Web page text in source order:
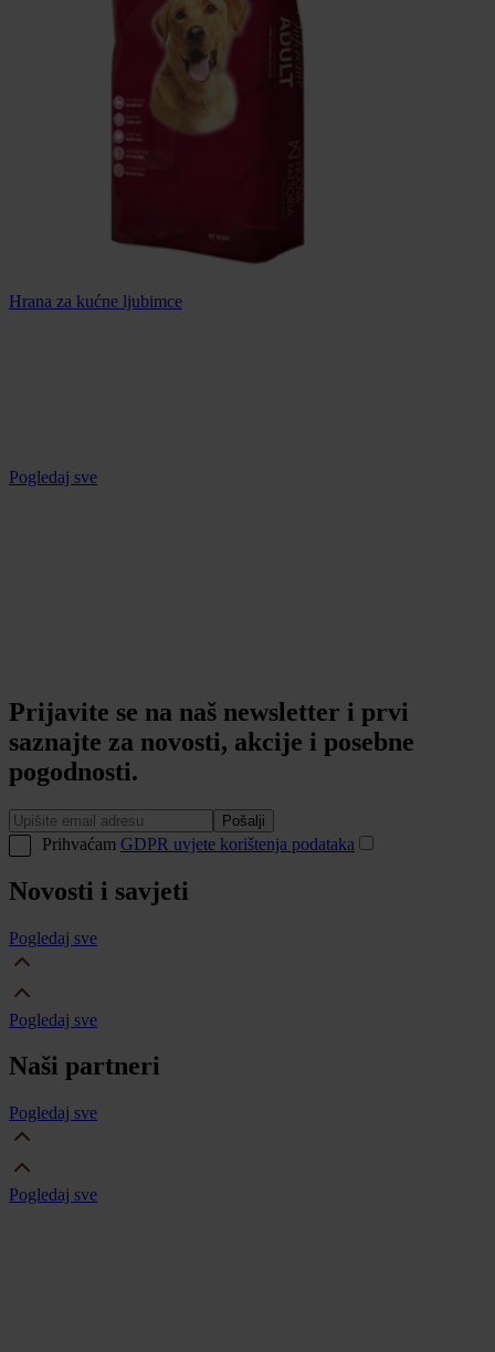
Hrana za kućne ljubimce
Pogledaj sve
Prijavite se na naš newsletter i prvi
saznajte za novosti, akcije i posebne
pogodnosti.
Pošalji
Prihvaćam GDPR uvjete korištenja podataka
Novosti i savjeti
Pogledaj sve
Pogledaj sve
Naši partneri
Pogledaj sve
Pogledaj sve